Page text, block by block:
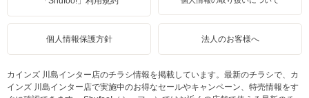
個人情報保護方針 法人のお客様へ
カインズ 川島インター店のチラシ情報を掲載しています。最新のチラシで、カ
インズ 川島インター店で実施中のお得なセールやキャンペーン、特売情報をす